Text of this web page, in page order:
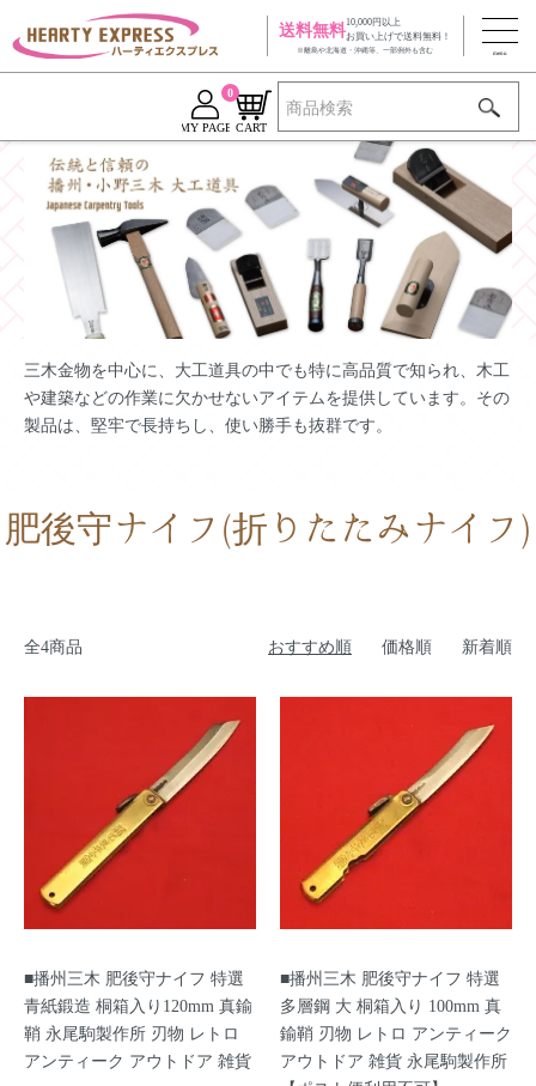
送料無料10,000円以上
お買い上げで送料無料！
※離島や北海道・沖縄等、一部例外も含む
MY PAGE CART
0
三木金物を中心に、大工道具の中でも特に高品質で知られ、木工
や建築などの作業に欠かせないアイテムを提供しています。その
製品は、堅牢で長持ちし、使い勝手も抜群です。
肥後守ナイフ(折りたたみナイフ)
全4商品 おすすめ順 価格順 新着順
■播州三木 肥後守ナイフ 特選
青紙鍛造 桐箱入り120mm 真鍮
鞘 永尾駒製作所 刃物 レトロ
アンティーク アウトドア 雑貨
■播州三木 肥後守ナイフ 特選
多層鋼 大 桐箱入り 100mm 真
鍮鞘 刃物 レトロ アンティーク
アウトドア 雑貨 永尾駒製作所